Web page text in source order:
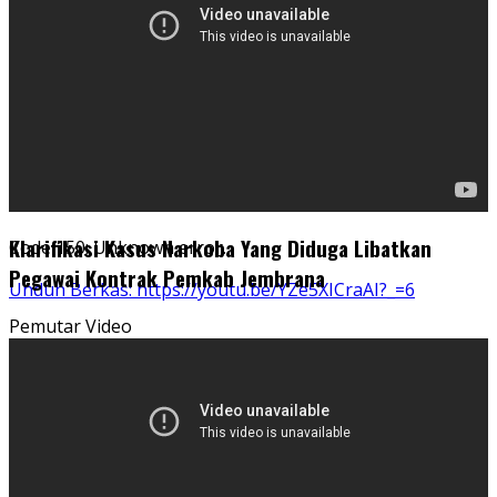
Code 150: Unknown error.
Unduh Berkas: https://youtu.be/YZe5XICraAI?_=6
Klarifikasi Kasus Narkoba Yang Diduga Libatkan
Pegawai Kontrak Pemkab Jembrana
Pemutar Video